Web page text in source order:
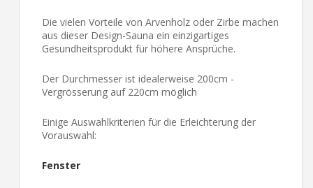
Die vielen Vorteile von Arvenholz oder Zirbe machen
aus dieser Design-Sauna ein einzigartiges
Gesundheitsprodukt für höhere Ansprüche.
Der Durchmesser ist idealerweise 200cm -
Vergrösserung auf 220cm möglich
Einige Auswahlkriterien für die Erleichterung der
Vorauswahl:
Fenster